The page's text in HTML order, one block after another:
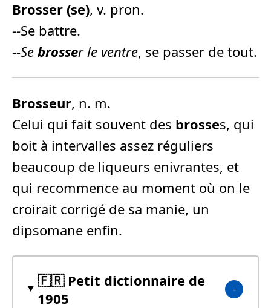
Brosser (se), v. pron.
--Se battre.
--Se brosser le ventre, se passer de tout.
Brosseur, n. m.
Celui qui fait souvent des brosses, qui
boit à intervalles assez réguliers
beaucoup de liqueurs enivrantes, et
qui recommence au moment où on le
croirait corrigé de sa manie, un
dipsomane enfin.
🇫🇷 Petit dictionnaire de
1905